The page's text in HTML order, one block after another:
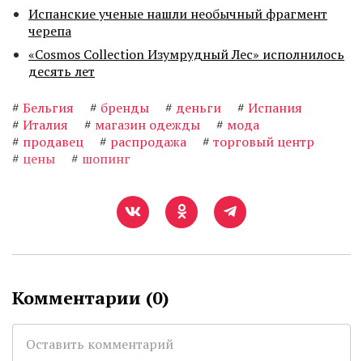
Испанские ученые нашли необычный фрагмент
черепа
«Cosmos Collection Изумрудный Лес» исполнилось
десять лет
# Бельгия # бренды # деньги # Испания
# Италия # магазин одежды # мода
# продавец # распродажа # торговый центр
# цены # шопинг
Комментарии (0)